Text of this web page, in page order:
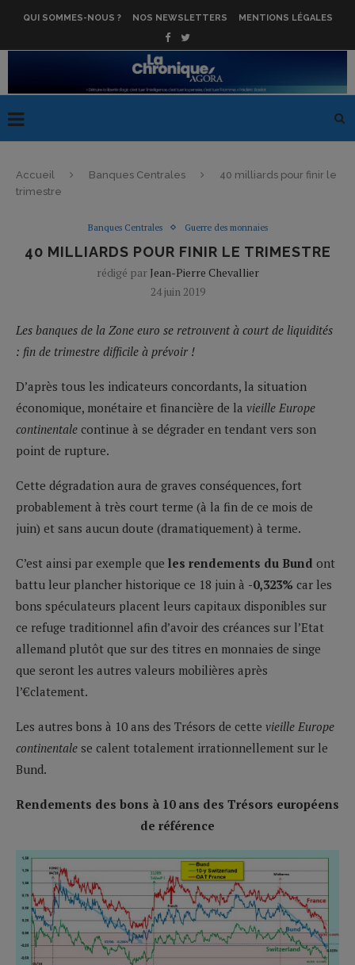
QUI SOMMES-NOUS ? NOS NEWSLETTERS MENTIONS LÉGALES
Accueil Banques Centrales
40 milliards pour finir le
trimestre
Banques Centrales Guerre des monnaies
40 MILLIARDS POUR FINIR LE TRIMESTRE
rédigé par Jean-Pierre Chevallier
24 juin 2019
Les banques de la Zone euro se retrouvent à court de liquidités
: fin de trimestre difficile à prévoir !
D’après tous les indicateurs concordants, la situation
économique, monétaire et financière de la vieille Europe
continentale continue à se dégrader en tendant vers son
point de rupture.
Cette dégradation aura de graves conséquences, fort
probablement à très court terme (à la fin de ce mois de
juin) et sans aucun doute (dramatiquement) à terme.
C’est ainsi par exemple que les rendements du Bund ont
battu leur plancher historique ce 18 juin à -0,323% car les
bons spéculateurs placent leurs capitaux disponibles sur
ce refuge traditionnel afin d’avoir des créances sur l’Etat
allemand plutôt que sur des titres en monnaies de singe
que seront les autres valeurs mobilières après
l’€clatement.
Les autres bons à 10 ans des Trésors de cette vieille Europe
continentale se calent totalement irrationnellement sur le
Bund.
Rendements des bons à 10 ans des Trésors européens
de référence